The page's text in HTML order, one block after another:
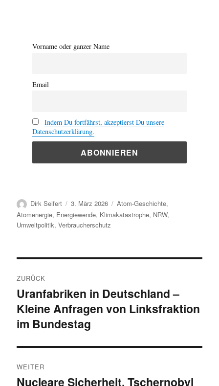
Vorname oder ganzer Name
Email
Indem Du fortfährst, akzeptierst Du unsere
Datenschutzerklärung.
Autor
Dirk Seifert
Veröffentlicht
am
3. März 2026 Kategorien
Atom-Geschichte,
Atomenergie, Energiewende, Klimakatastrophe, NRW,
Umweltpolitik,Verbraucherschutz
ZURÜCK
Vorheriger
Beitrag:
Uranfabriken in Deutschland –
Kleine Anfragen von Linksfraktion
im Bundestag
WEITER
Nächster
Nucleare Sicherheit, Tschernobyl